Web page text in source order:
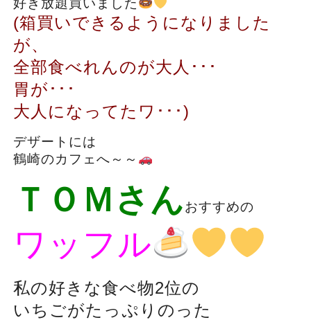
好き放題買いました
(箱買いできるようになりました
が、
全部食べれんのが大人･･･
胃が･･･
大人になってたワ･･･)
デザートには
鶴崎のカフェへ～～
ＴＯＭさんおすすめの
ワッフル
私の好きな食べ物2位の
いちごがたっぷりのった